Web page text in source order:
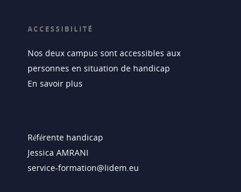
ACCESSIBILITÉ
Nos deux campus sont accessibles aux
personnes en situation de handicap
En savoir plus
Référente handicap
Jessica AMRANI
service-formation@lidem.eu